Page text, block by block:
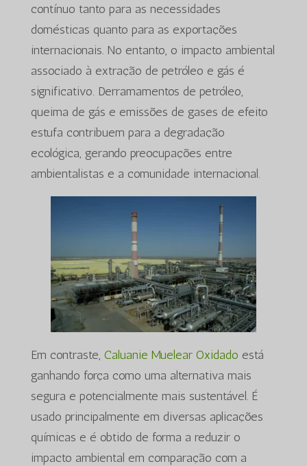
contínuo tanto para as necessidades
domésticas quanto para as exportações
internacionais. No entanto, o impacto ambiental
associado à extração de petróleo e gás é
significativo. Derramamentos de petróleo,
queima de gás e emissões de gases de efeito
estufa contribuem para a degradação
ecológica, gerando preocupações entre
ambientalistas e a comunidade internacional.
Em contraste, Caluanie Muelear Oxidado está
ganhando força como uma alternativa mais
segura e potencialmente mais sustentável. É
usado principalmente em diversas aplicações
químicas e é obtido de forma a reduzir o
impacto ambiental em comparação com a